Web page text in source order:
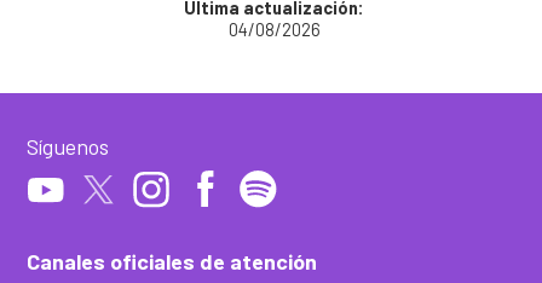
Última actualización:
04/08/2026
Canales oficiales de atención
Síguenos